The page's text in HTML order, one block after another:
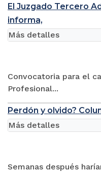
El Juzgado Tercero
informa,
Convocatoria para el
Profesional...
Más detalles
Perdón y olvido?
Semanas después
Más detalles